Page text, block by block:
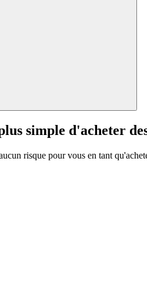
simple d'acheter
risque pour vous en tant